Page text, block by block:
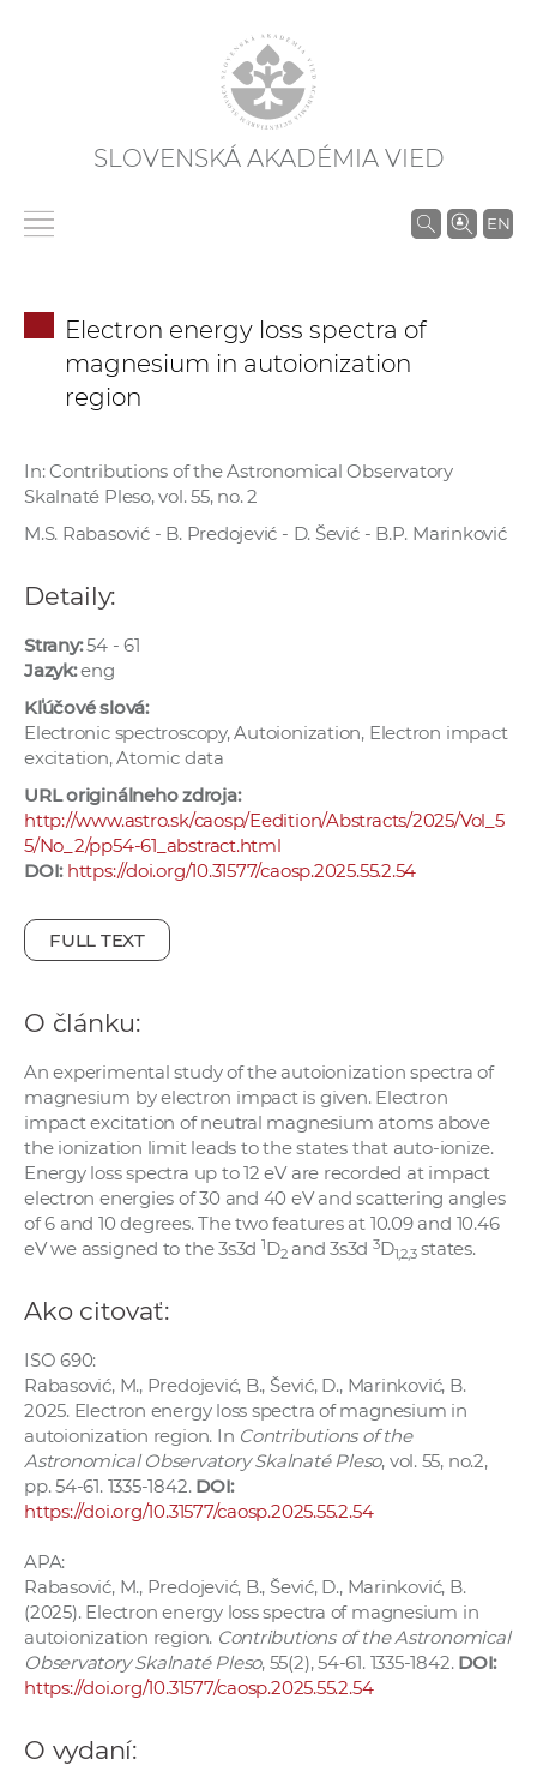
SLOVENSKÁ AKADÉMIA VIED
EN
V
o
í
a
c
o
v
í
S
A
Electron energy loss spectra of
magnesium in autoionization
region
In: Contributions of the Astronomical Observatory
Skalnaté Pleso, vol. 55, no. 2
M.S. Rabasović - B. Predojević - D. Šević - B.P. Marinković
Detaily:
Strany:54 - 61
Jazyk:eng
Kľúčové slová:
Electronic spectroscopy, Autoionization, Electron impact
excitation, Atomic data
URL originálneho zdroja:
http://www.astro.sk/caosp/Eedition/Abstracts/2025/Vol_5
5/No_2/pp54-61_abstract.html
DOI: https://doi.org/10.31577/caosp.2025.55.2.54
FULL TEXT
O článku:
An experimental study of the autoionization spectra of
magnesium by electron impact is given. Electron
impact excitation of neutral magnesium atoms above
the ionization limit leads to the states that auto-ionize.
Energy loss spectra up to 12 eV are recorded at impact
electron energies of 30 and 40 eV and scattering angles
of 6 and 10 degrees. The two features at 10.09 and 10.46
eV we assigned to the 3s3d 1D2and 3s3d3D1,2,3states.
Ako citovať:
ISO 690:
Rabasović, M., Predojević, B., Šević, D., Marinković, B.
2025. Electron energy loss spectra of magnesium in
autoionization region. In Contributions of the
Astronomical Observatory Skalnaté Pleso, vol. 55, no.2,
pp. 54-61. 1335-1842. DOI:
https://doi.org/10.31577/caosp.2025.55.2.54
APA:
Rabasović, M., Predojević, B., Šević, D., Marinković, B.
(2025). Electron energy loss spectra of magnesium in
autoionization region. Contributions of the Astronomical
Observatory Skalnaté Pleso, 55(2), 54-61. 1335-1842. DOI:
https://doi.org/10.31577/caosp.2025.55.2.54
O vydaní: